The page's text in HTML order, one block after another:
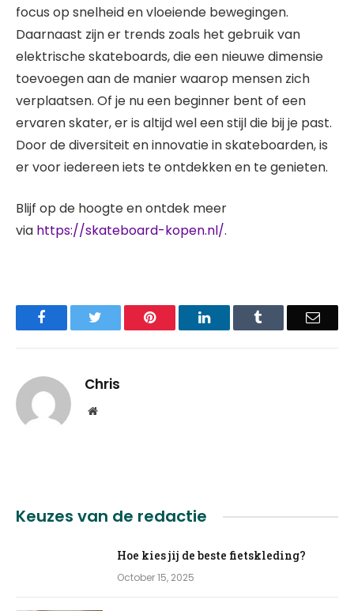
focus op snelheid en vloeiende bewegingen.
Daarnaast zijn er trends zoals het gebruik van
elektrische skateboards, die een nieuwe dimensie
toevoegen aan de manier waarop mensen zich
verplaatsen. Of je nu een beginner bent of een
ervaren skater, er is altijd wel een stijl die bij je past.
Door de diversiteit en innovatie in skateboarden, is
er voor iedereen iets te ontdekken en te genieten.
Blijf op de hoogte en ontdek meer
via https://skateboard-kopen.nl/.
Facebook Pinterest LinkedIn Email
Chris
Website
Keuzes van de redactie
Hoe kies jij de beste fietskleding?
October 15, 2025